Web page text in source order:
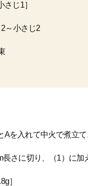
じ1］
～小さじ2
を入れて中火で煮立て
さに切り、（1）に加
］